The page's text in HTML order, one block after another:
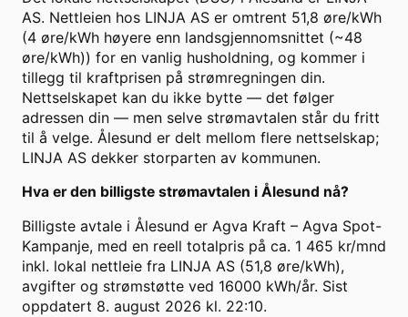
AS. Nettleien hos LINJA AS er omtrent 51,8 øre/kWh
(4 øre/kWh høyere enn landsgjennomsnittet (~48
øre/kWh)) for en vanlig husholdning, og kommer i
tillegg til kraftprisen på strømregningen din.
Nettselskapet kan du ikke bytte — det følger
adressen din — men selve strømavtalen står du fritt
til å velge. Ålesund er delt mellom flere nettselskap;
LINJA AS dekker storparten av kommunen.
Hva er den billigste strømavtalen i Ålesund nå?
Billigste avtale i Ålesund er Agva Kraft – Agva Spot-
Kampanje, med en reell totalpris på ca. 1 465 kr/mnd
inkl. lokal nettleie fra LINJA AS (51,8 øre/kWh),
avgifter og strømstøtte ved 16000 kWh/år. Sist
oppdatert 8. august 2026 kl. 22:10.